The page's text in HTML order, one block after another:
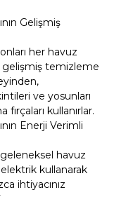
Gelişmiş
her havuz
gelişmiş temizleme
ve yosunları
kullanırlar.
Enerji Verimli
havuz
kullanarak
ihtiyacınız